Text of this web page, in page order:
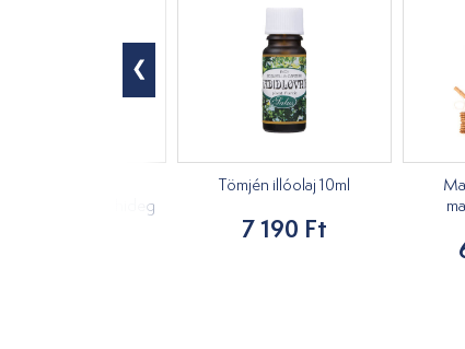
Tai yi hideg
Tömjén illóolaj 10ml
7 190 Ft